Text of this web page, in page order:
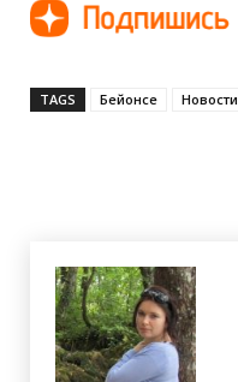
TAGS Бейонсе Новости